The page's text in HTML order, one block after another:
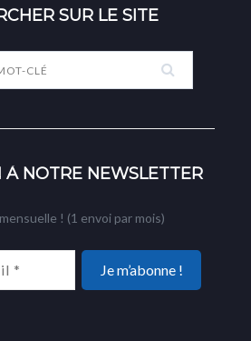
SUR LE SITE
À NOTRE NEWSLETTER
! (1 envoi par mois)